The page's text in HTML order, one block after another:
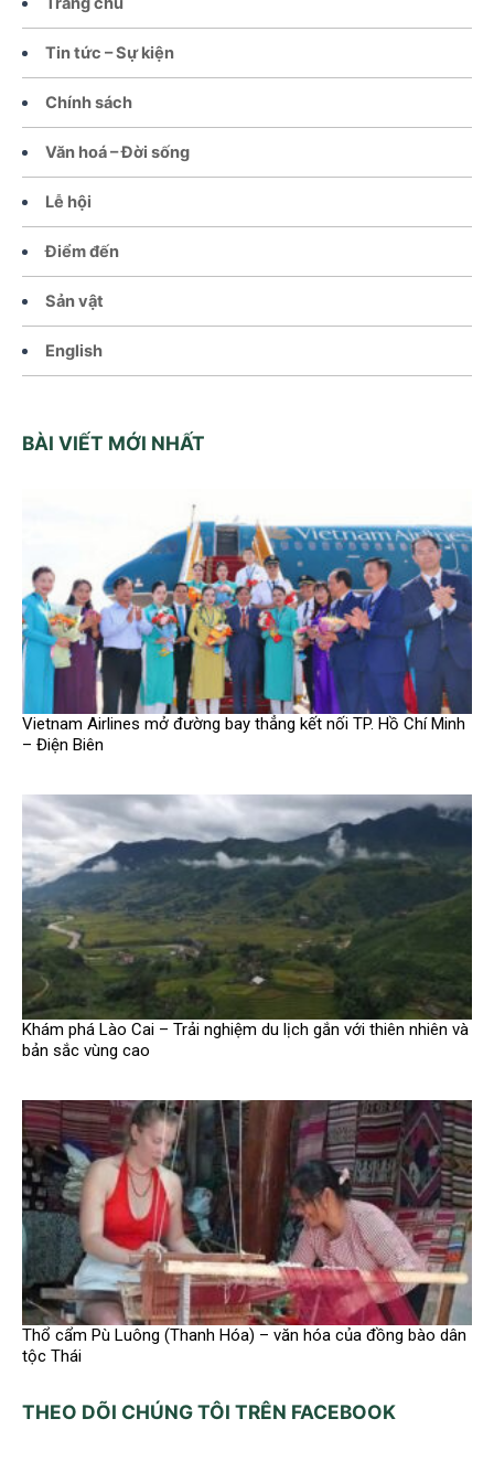
Tin tức – Sự kiện
Chính sách
Văn hoá – Đời sống
Lễ hội
Điểm đến
Sản vật
English
BÀI VIẾT MỚI NHẤT
Vietnam Airlines mở đường bay thẳng kết nối TP. Hồ Chí Minh
– Điện Biên
Khám phá Lào Cai – Trải nghiệm du lịch gắn với thiên nhiên và
bản sắc vùng cao
Thổ cẩm Pù Luông (Thanh Hóa) – văn hóa của đồng bào dân
tộc Thái
THEO DÕI CHÚNG TÔI TRÊN FACEBOOK